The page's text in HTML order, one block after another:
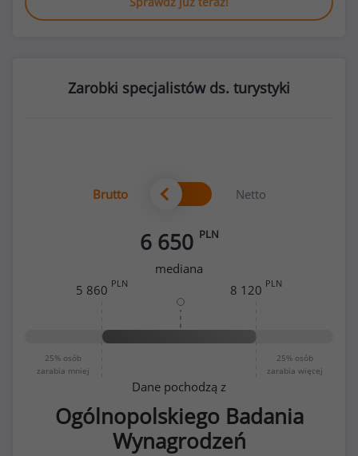
Zarobki specjalistów ds. turystyki
Brutto Netto
6 650 PLN
mediana
25% osób
zarabia mniej
25% osób
zarabia więcej
5 860 PLN 8 120 PLN
Dane pochodzą z
Ogólnopolskiego Badania
Wynagrodzeń